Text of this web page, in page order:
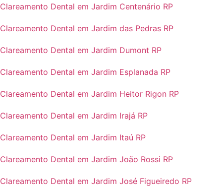
Clareamento Dental em Jardim Centenário RP
Clareamento Dental em Jardim das Pedras RP
Clareamento Dental em Jardim Dumont RP
Clareamento Dental em Jardim Esplanada RP
Clareamento Dental em Jardim Heitor Rigon RP
Clareamento Dental em Jardim Irajá RP
Clareamento Dental em Jardim Itaú RP
Clareamento Dental em Jardim João Rossi RP
Clareamento Dental em Jardim José Figueiredo RP